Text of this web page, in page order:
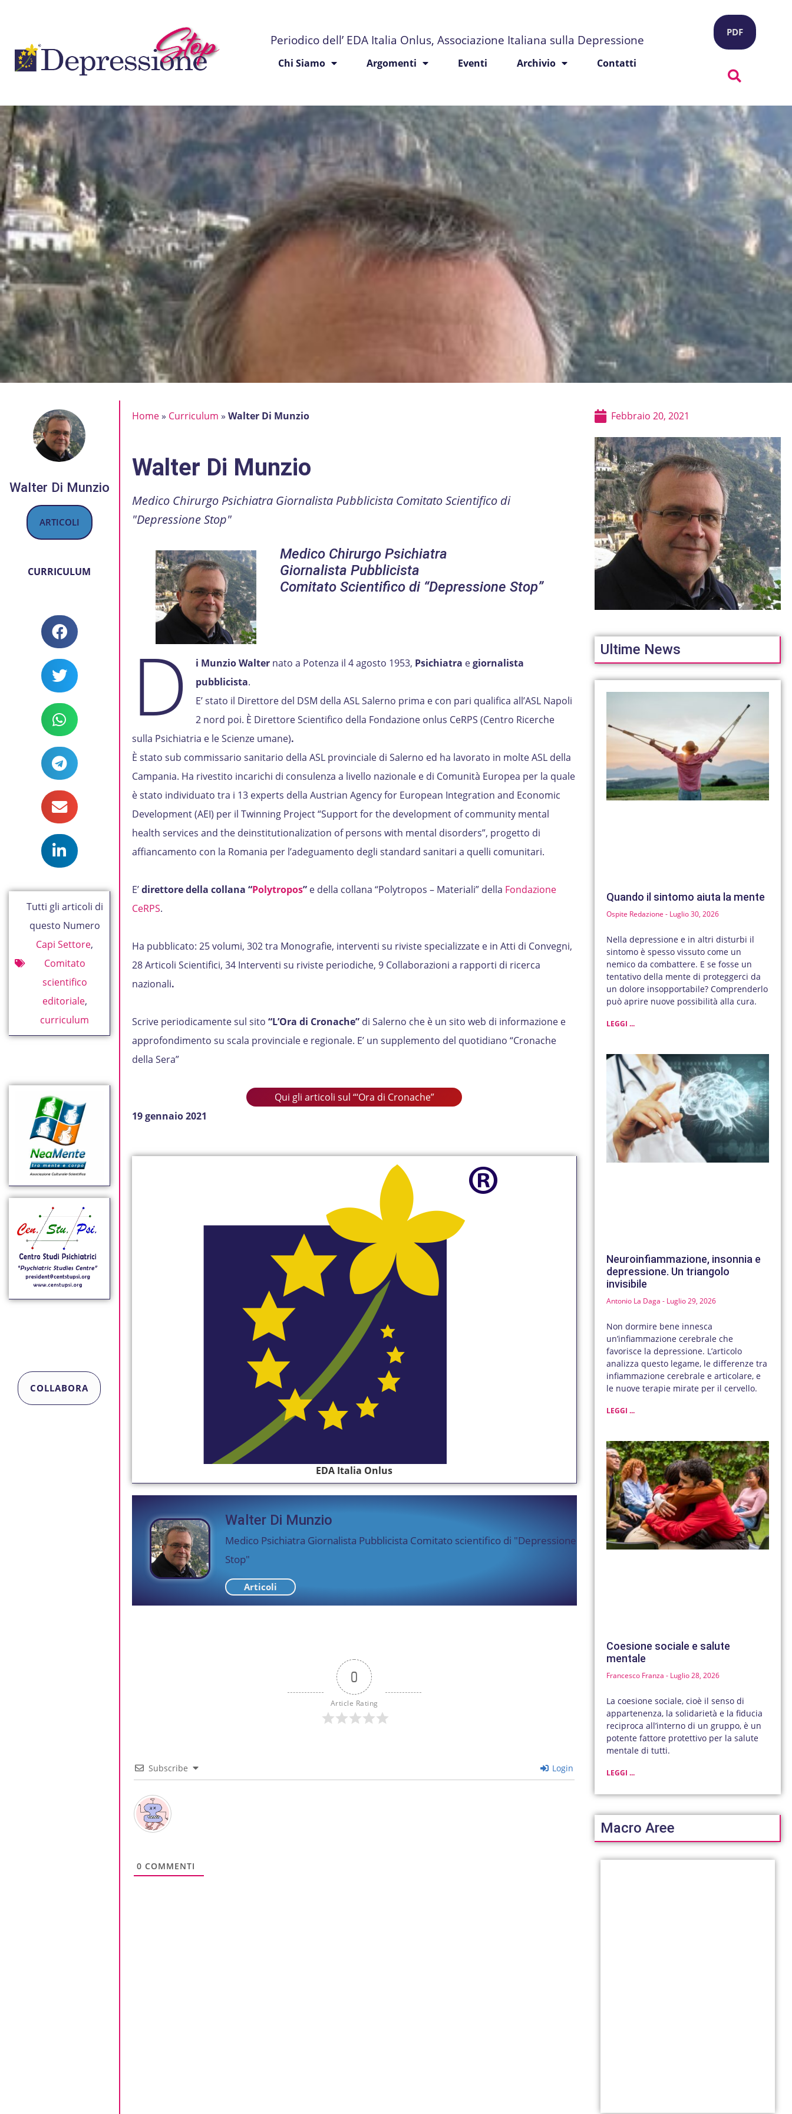
Periodico dell’ EDA Italia Onlus, Associazione Italiana sulla Depressione
Chi Siamo Argomenti Eventi Archivio Contatti
PDF
Walter Di Munzio
ARTICOLI
CURRICULUM
Tutti gli articoli di
questo Numero
Capi Settore,
Comitato
scientifico
editoriale,
curriculum
COLLABORA
Home» Curriculum » Walter Di Munzio
Walter Di Munzio
Medico Chirurgo Psichiatra Giornalista Pubblicista Comitato Scientifico di
"Depressione Stop"
Medico Chirurgo Psichiatra
Giornalista Pubblicista
Comitato Scientifico di “Depressione Stop”
D i Munzio Walter nato a Potenza il 4 agosto 1953, Psichiatra egiornalista
pubblicista.
E’ stato il Direttore del DSM della ASL Salerno prima e con pari qualifica all’ASL Napoli
2 nord poi. È Direttore Scientifico della Fondazione onlus CeRPS (Centro Ricerche
sulla Psichiatria e le Scienze umane).
È stato sub commissario sanitario della ASL provinciale di Salerno ed ha lavorato in molte ASL della
Campania. Ha rivestito incarichi di consulenza a livello nazionale e di Comunità Europea per la quale
è stato individuato tra i 13 experts della Austrian Agency for European Integration and Economic
Development (AEI) per il Twinning Project “Support for the development of community mental
health services and the deinstitutionalization of persons with mental disorders”, progetto di
affiancamento con la Romania per l’adeguamento degli standard sanitari a quelli comunitari.
E’direttore della collana “Polytropos”e della collana “Polytropos – Materiali” della Fondazione
CeRPS.
Ha pubblicato: 25 volumi, 302 tra Monografie, interventi su riviste specializzate e in Atti di Convegni,
28 Articoli Scientifici, 34 Interventi su riviste periodiche, 9 Collaborazioni a rapporti di ricerca
nazionali.
Scrive periodicamente sul sito “L’Ora di Cronache”di Salerno che è un sito web di informazione e
approfondimento su scala provinciale e regionale. E’ un supplemento del quotidiano “Cronache
della Sera”
Qui gli articoli sul “‘Ora di Cronache”
19 gennaio 2021
EDA Italia Onlus
Walter Di Munzio
Medico Psichiatra Giornalista Pubblicista Comitato scientifico di "Depressione
Stop"
Articoli
0
Article Rating
Subscribe Login
0 COMMENTI
Febbraio 20, 2021
Ultime News
Quando il sintomo aiuta la mente
Ospite Redazione Luglio 30, 2026
Nella depressione e in altri disturbi il
sintomo è spesso vissuto come un
nemico da combattere. E se fosse un
tentativo della mente di proteggerci da
un dolore insopportabile? Comprenderlo
può aprire nuove possibilità alla cura.
LEGGI ...
Neuroinfiammazione, insonnia e
depressione. Un triangolo
invisibile
Antonio La Daga Luglio 29, 2026
Non dormire bene innesca
un’infiammazione cerebrale che
favorisce la depressione. L’articolo
analizza questo legame, le differenze tra
infiammazione cerebrale e articolare, e
le nuove terapie mirate per il cervello.
LEGGI ...
Coesione sociale e salute
mentale
Francesco Franza Luglio 28, 2026
La coesione sociale, cioè il senso di
appartenenza, la solidarietà e la fiducia
reciproca all’interno di un gruppo, è un
potente fattore protettivo per la salute
mentale di tutti.
LEGGI ...
Macro Aree